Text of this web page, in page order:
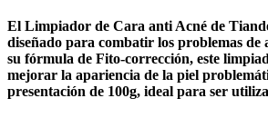
El Limpiador de Cara anti Acné de
diseñado para combatir los problemas de
su fórmula de Fito-corrección, este
mejorar la apariencia de la piel
presentación de 100g, ideal para ser